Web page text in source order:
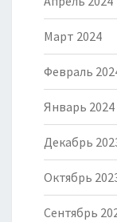
Март 2024
Февраль
Январь 2024
Декабрь
Октябрь
Сентябрь